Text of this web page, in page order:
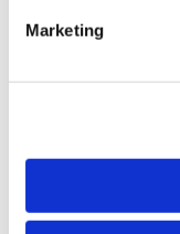
Marketing